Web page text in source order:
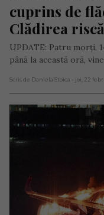
cuprins de
Clădirea
UPDATE: Patru morți,
până la această oră,
Scris de Daniela Stoica - joi, 22